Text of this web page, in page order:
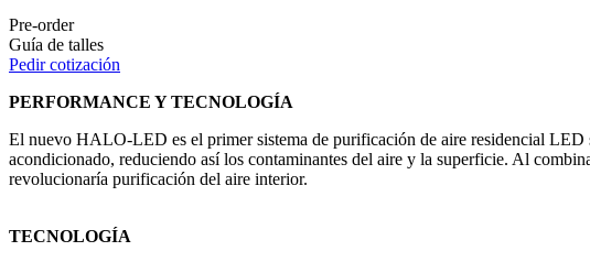
Pre-order
Guía de talles
Pedir cotización
PERFORMANCE Y TECNOLOGÍA
El nuevo HALO-LED es el primer sistema de purificación de aire residencial
acondicionado, reduciendo así los contaminantes del aire y la superficie. Al
revolucionaría purificación del aire interior.
TECNOLOGÍA